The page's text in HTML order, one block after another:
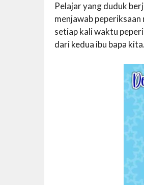
Pelajar yang duduk
menjawab peperiksaan
setiap kali waktu
dari kedua ibu bapa